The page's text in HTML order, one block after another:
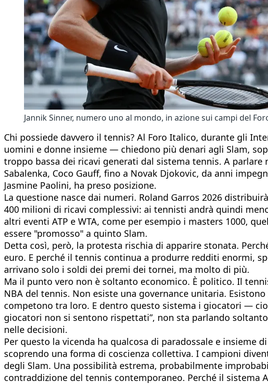
Jannik Sinner, numero uno al mondo, in azione sui campi del
Chi possiede davvero il tennis? Al Foro Italico, durante gli
uomini e donne insieme — chiedono più denari agli Slam,
troppo bassa dei ricavi generati dal sistema tennis. A
Sabalenka, Coco Gauff, fino a Novak Djokovic, da anni
Jasmine Paolini, ha preso posizione.
La questione nasce dai numeri. Roland Garros 2026
400 milioni di ricavi complessivi: ai tennisti andrà quindi
altri eventi ATP e WTA, come per esempio i masters 1000,
essere "promosso" a quinto Slam.
Detta così, però, la protesta rischia di apparire stonata.
euro. E perché il tennis continua a produrre redditi enormi,
arrivano solo i soldi dei premi dei tornei, ma molto di più.
Ma il punto vero non è soltanto economico. È politico. Il
NBA del tennis. Non esiste una governance unitaria.
competono tra loro. E dentro questo sistema i giocatori —
giocatori non si sentono rispettati”, non sta parlando
nelle decisioni.
Per questo la vicenda ha qualcosa di paradossale e
scoprendo una forma di coscienza collettiva. I campioni
degli Slam. Una possibilità estrema, probabilmente
contraddizione del tennis contemporaneo. Perché il sistema